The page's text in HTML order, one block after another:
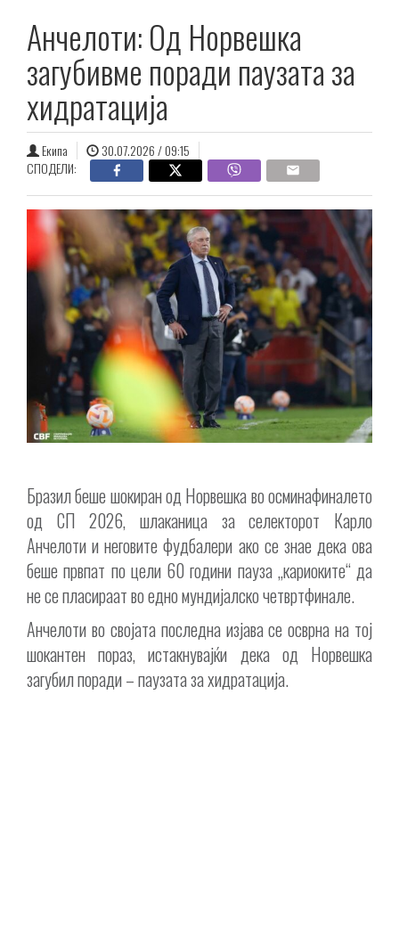
Анчелоти: Од Норвешка
загубивме поради паузата за
хидратација
Екипа
30.07.2026 / 09:15
СПОДЕЛИ:
Бразил беше шокиран од Норвешка во осминафиналето
од СП 2026, шлаканица за селекторот Карло
Анчелоти и неговите фудбалери ако се знае дека ова
беше првпат по цели 60 години пауза „кариоките“ да
не се пласираат во едно мундијалско четвртфинале.
Анчелоти во својата последна изјава се осврна на тој
шокантен пораз, истакнувајќи дека од Норвешка
загубил поради – паузата за хидратација.